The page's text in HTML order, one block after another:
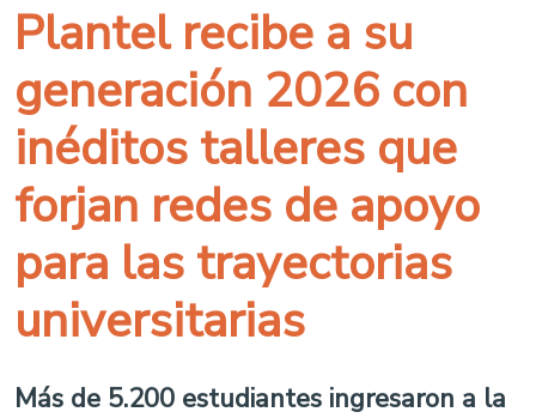
Plantel recibe a su
generación 2026 con
inéditos talleres que
forjan redes de apoyo
para las trayectorias
universitarias
Más de 5.200 estudiantes ingresaron a la